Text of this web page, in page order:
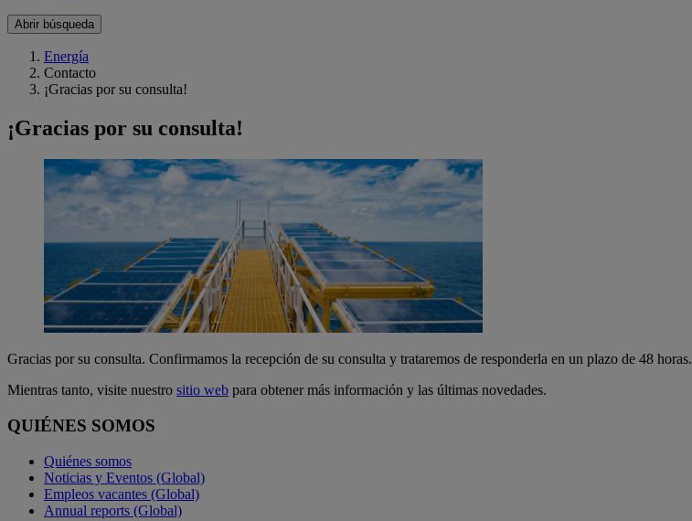
Abrir búsqueda
Energía
Contacto
¡Gracias por su consulta!
¡Gracias por su consulta!
Gracias por su consulta. Confirmamos la recepción de su consulta y trataremos de responderla en un plazo de 48 horas.
Mientras tanto, visite nuestro sitio web para obtener más información y las últimas novedades.
QUIÉNES SOMOS
Quiénes somos
Noticias y Eventos (Global)
Empleos vacantes (Global)
Annual reports (Global)